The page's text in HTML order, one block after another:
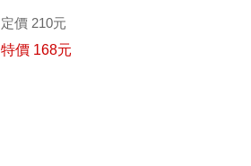
定價 210元
特價 168元